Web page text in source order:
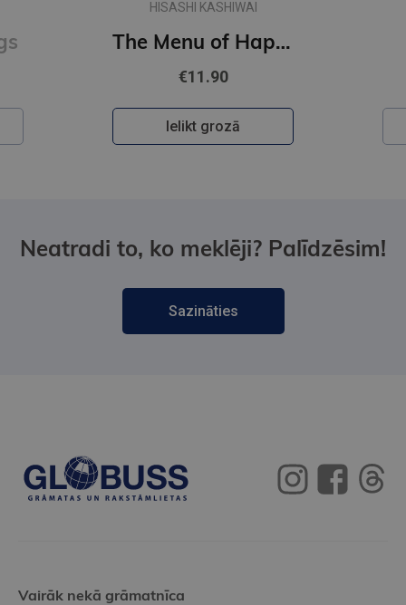
HISASHI KASHIWAI
The Menu of Happiness
€11.90
Ielikt grozā
Neatradi to, ko meklēji? Palīdzēsim!
Sazināties
Vairāk nekā grāmatnīca